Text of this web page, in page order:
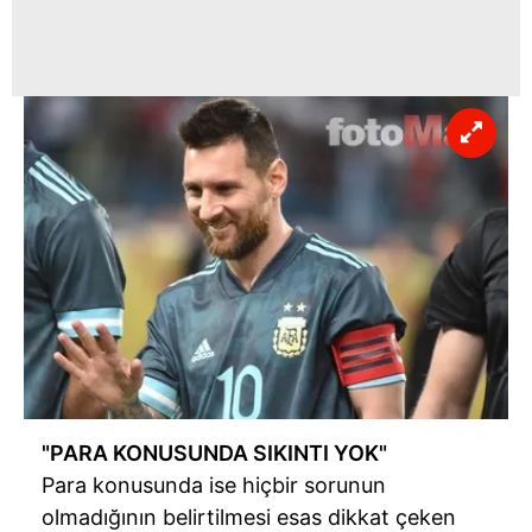
Çerezlere ilişkin tercihlerinizi aşağıda yer alan panel
vasıtasıyla belirleyebilirsiniz. Çerezlere ilişkin detaylı bilgi
için Ayarlar butonuna tıklayabilir,
Metnimiziziyaret edebilirsiniz.
6698 sayılı Kişisel Verilerin Korunması Kanunu uyarınca
hazırlanmış Aydınlatma Metnimizi okumak ve sitemizde
ilgili mevzuata uygun olarak kullanılan çerezlerle ilgili bilgi
almak için lütfentıklayınız.
"PARA KONUSUNDA SIKINTI YOK"
Para konusunda ise hiçbir sorunun
olmadığının belirtilmesi esas dikkat çeken